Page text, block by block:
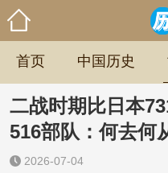
首页 中国历史
二战时期比日本
516部队：何去何
2026-07-04